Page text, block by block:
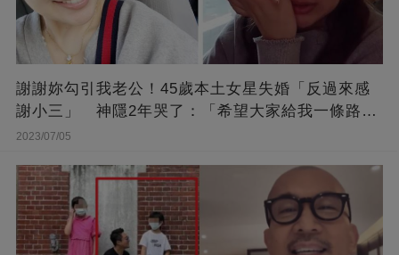
謝謝妳勾引我老公！45歲本土女星失婚「反過來感
謝小三」 神隱2年哭了：「希望大家給我一條路
走...」
2023/07/05